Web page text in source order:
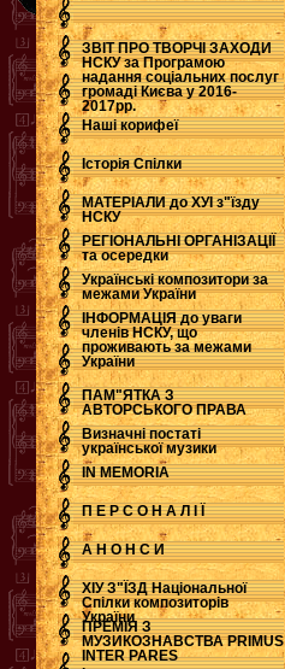
ЗВІТ ПРО ТВОРЧІ ЗАХОДИ
НСКУ за Програмою
надання соціальних послуг
громаді Києва у 2016-
2017рр.
.
Наші корифеї
Історія Спілки
МАТЕРІАЛИ до ХУІ з"їзду
НСКУ
РЕГІОНАЛЬНІ ОРГАНІЗАЦІЇ
та осередки
Українські композитори за
межами України
ІНФОРМАЦІЯ до уваги
членів НСКУ, що
проживають за межами
України
ПАМ"ЯТКА З
АВТОРСЬКОГО ПРАВА
Визначні постаті
української музики
IN MEMORIA
П Е Р С О Н А Л І Ї
А Н О Н С И
ХІУ З"ЇЗД Національної
Спілки композиторів
України
ПРЕМІЯ З
МУЗИКОЗНАВСТВА PRIMUS
INTER PARES
.